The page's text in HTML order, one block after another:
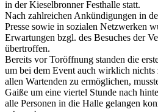
in der Kieselbronner Festhalle statt.
Nach zahlreichen Ankündigungen in
Presse sowie in sozialen Netzwerken
Erwartungen bzgl. des Besuches der
übertroffen.
Bereits vor Toröffnung standen die
um bei dem Event auch wirklich nichts
allen Wartenden zu ermöglichen,
Gaiße um eine viertel Stunde nach
alle Personen in die Halle gelangen